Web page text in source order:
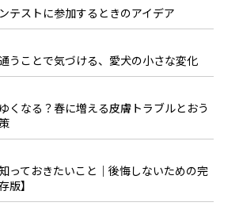
テストに参加するときのアイデア
うことで気づける、愛犬の小さな変化
くなる？春に増える皮膚トラブルとおう
っておきたいこと｜後悔しないための完
版】